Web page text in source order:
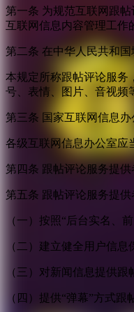
第一条 为规范互联网跟
互联网信息内容管理工作
第二条 在中华人民共和
本规定所称跟帖评论服务
号、表情、图片、音视频
第三条 国家互联网信息
各级互联网信息办公室应
第四条 跟帖评论服务提
第五条 跟帖评论服务提
（一）按照“后台实名、
（二）建立健全用户信
（三）对新闻信息提供
（四）提供“弹幕”方式